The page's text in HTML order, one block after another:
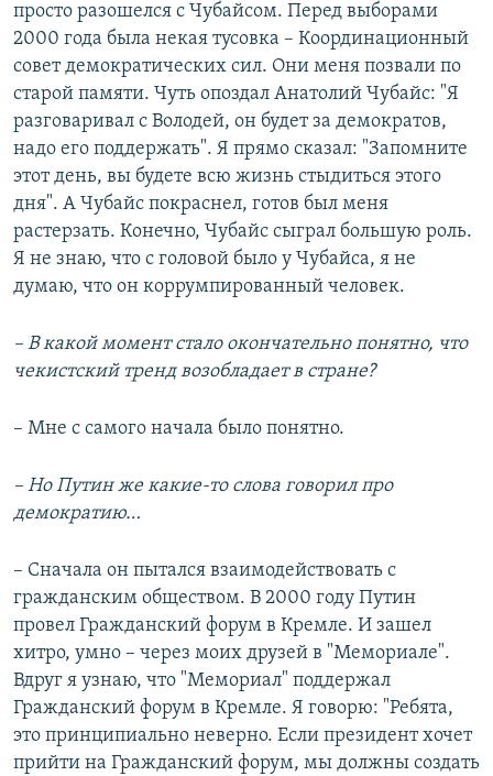
просто разошелся с Чубайсом. Перед выборами
2000 года была некая тусовка – Координационный
совет демократических сил. Они меня позвали по
старой памяти. Чуть опоздал Анатолий Чубайс: "Я
разговаривал с Володей, он будет за демократов,
надо его поддержать". Я прямо сказал: "Запомните
этот день, вы будете всю жизнь стыдиться этого
дня". А Чубайс покраснел, готов был меня
растерзать. Конечно, Чубайс сыграл большую роль.
Я не знаю, что с головой было у Чубайса, я не
думаю, что он коррумпированный человек.
– В какой момент стало окончательно понятно, что
чекистский тренд возобладает в стране?
– Мне с самого начала было понятно.
– Но Путин же какие-то слова говорил про
демократию…
– Сначала он пытался взаимодействовать с
гражданским обществом. В 2000 году Путин
провел Гражданский форум в Кремле. И зашел
хитро, умно – через моих друзей в "Мемориале".
Вдруг я узнаю, что "Мемориал" поддержал
Гражданский форум в Кремле. Я говорю: "Ребята,
это принципиально неверно. Если президент хочет
прийти на Гражданский форум, мы должны создать